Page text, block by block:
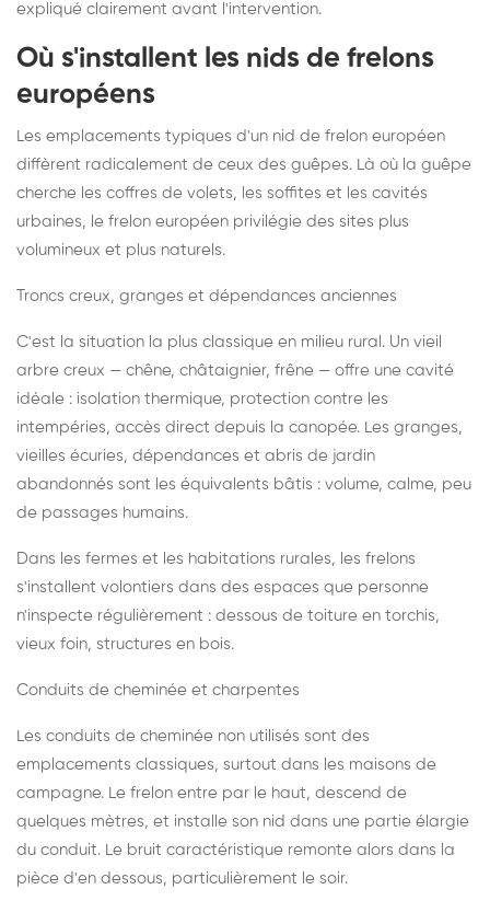
expliqué clairement avant l'intervention.
Où s'installent les nids de frelons
européens
Les emplacements typiques d'un nid de frelon européen
diffèrent radicalement de ceux des guêpes. Là où la guêpe
cherche les coffres de volets, les soffites et les cavités
urbaines, le frelon européen privilégie des sites plus
volumineux et plus naturels.
Troncs creux, granges et dépendances anciennes
C'est la situation la plus classique en milieu rural. Un vieil
arbre creux — chêne, châtaignier, frêne — offre une cavité
idéale : isolation thermique, protection contre les
intempéries, accès direct depuis la canopée. Les granges,
vieilles écuries, dépendances et abris de jardin
abandonnés sont les équivalents bâtis : volume, calme, peu
de passages humains.
Dans les fermes et les habitations rurales, les frelons
s'installent volontiers dans des espaces que personne
n'inspecte régulièrement : dessous de toiture en torchis,
vieux foin, structures en bois.
Conduits de cheminée et charpentes
Les conduits de cheminée non utilisés sont des
emplacements classiques, surtout dans les maisons de
campagne. Le frelon entre par le haut, descend de
quelques mètres, et installe son nid dans une partie élargie
du conduit. Le bruit caractéristique remonte alors dans la
pièce d'en dessous, particulièrement le soir.